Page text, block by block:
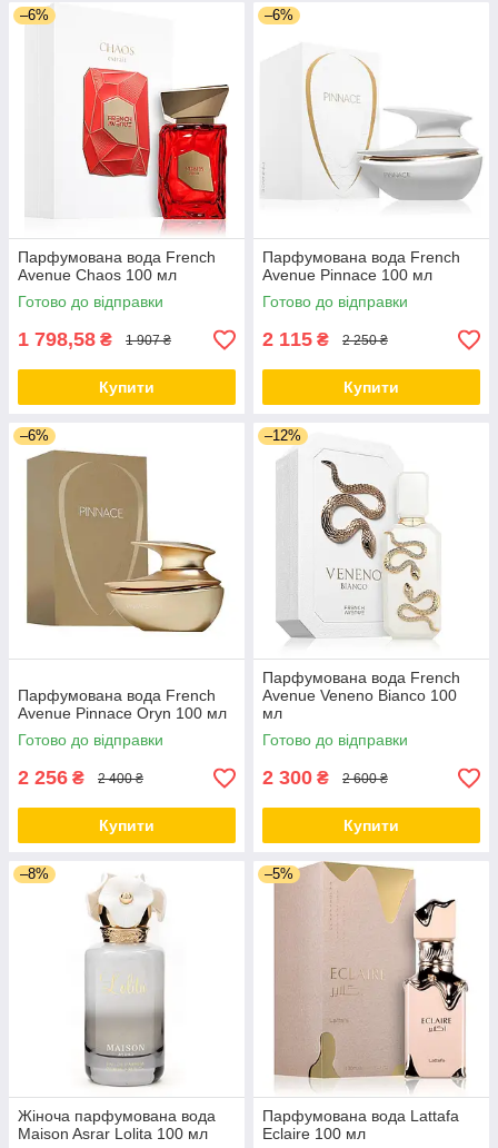
–6%
Парфумована вода French
Avenue Chaos 100 мл
Готово до відправки
1 798,58 ₴ 1 907 ₴
Купити
–6%
Парфумована вода French
Avenue Pinnace 100 мл
Готово до відправки
2 115 ₴ 2 250 ₴
Купити
–6%
Парфумована вода French
Avenue Pinnace Oryn 100 мл
Готово до відправки
2 256 ₴ 2 400 ₴
Купити
–12%
Парфумована вода French
Avenue Veneno Bianco 100
мл
Готово до відправки
2 300 ₴ 2 600 ₴
Купити
–8%
Жіноча парфумована вода
Maison Asrar Lolita 100 мл
–5%
Парфумована вода Lattafa
Eclaire 100 мл